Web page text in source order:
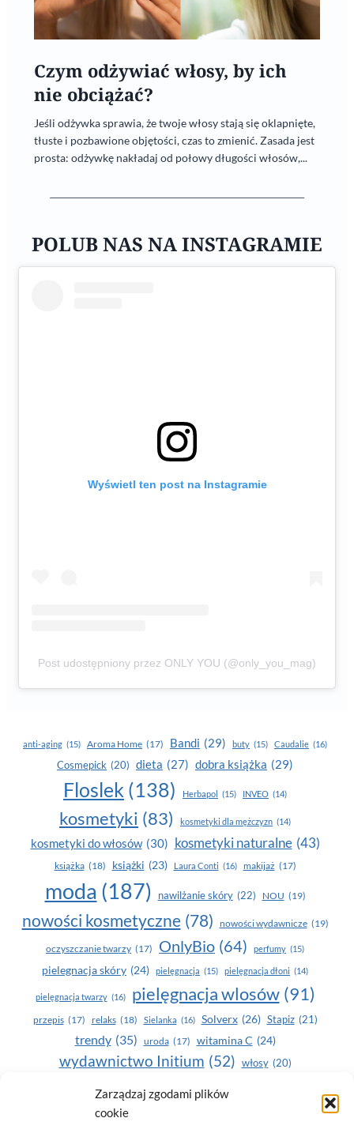
Zarządzaj zgodami plików
cookie
Czym odżywiać włosy, by ich
nie obciążać?
Jeśli odżywka sprawia, że twoje włosy stają się oklapnięte,
tłuste i pozbawione objętości, czas to zmienić. Zasada jest
prosta: odżywkę nakładaj od połowy długości włosów,...
POLUB NAS NA INSTAGRAMIE
Wyświetl ten post na Instagramie
Post udostępniony przez ONLY YOU (@only_you_mag)
anti-aging (15) Aroma Home (17) Bandi (29) buty (15) Caudalie (16)
Cosmepick (20) dieta (27) dobra książka (29)
Floslek (138) Herbapol (15) INVEO (14)
kosmetyki (83) kosmetyki dla mężczyzn (14)
kosmetyki do włosów (30) kosmetyki naturalne (43)
książka (18) książki (23) Laura Conti (16) makijaż (17)
moda (187) nawilżanie skóry (22) NOU (19)
nowości kosmetyczne (78) nowości wydawnicze (19)
oczyszczanie twarzy (17) OnlyBio (64) perfumy (15)
pielegnacja skóry (24) pielęgnacja (15) pielęgnacja dłoni (14)
pielęgnacja twarzy (16) pielęgnacja wlosów (91)
przepis (17) relaks (18) Sielanka (16) Solverx (26) Stapiz (21)
trendy (35) uroda (17) witamina C (24)
wydawnictwo Initium (52) włosy (20)
Yasumi(164) zdrowe zęby
zdrowie